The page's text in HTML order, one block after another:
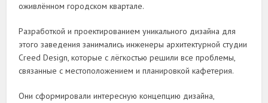
оживлённом городском квартале.
Разработкой и проектированием уникального дизайна для
этого заведения занимались инженеры архитектурной студии
Creed Design, которые с лёгкостью решили все проблемы,
связанные с местоположением и планировкой кафетерия.
Они сформировали интересную концепцию дизайна,